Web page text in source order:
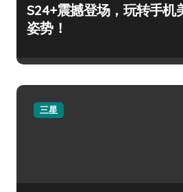
S24+震撼登场，玩转手机
姿势！
三星